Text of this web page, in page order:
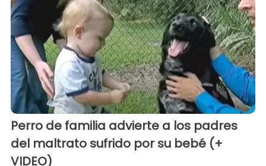
Perro de familia advierte a los padres
del maltrato sufrido por su bebé (+
VIDEO)